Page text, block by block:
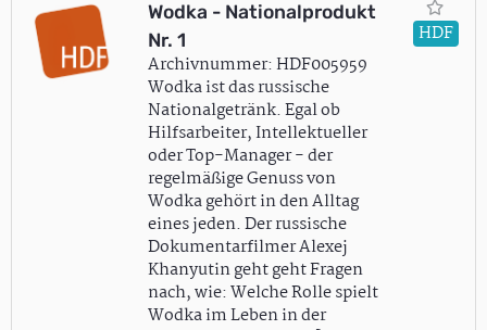
Wodka - Nationalprodukt
Nr. 1
Archivnummer: HDF005959
Wodka ist das russische
Nationalgetränk. Egal ob
Hilfsarbeiter, Intellektueller
oder Top-Manager - der
regelmäßige Genuss von
Wodka gehört in den Alltag
eines jeden. Der russische
Dokumentarfilmer Alexej
Khanyutin geht geht Fragen
nach, wie: Welche Rolle spielt
Wodka im Leben in der
HDF